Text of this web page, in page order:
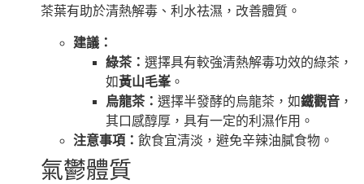
茶葉有助於清熱解毒、利水祛濕，改善體質。
建議：
綠茶： 選擇具有較強清熱解毒功效的綠茶，
如黃山毛峯。
烏龍茶： 選擇半發酵的烏龍茶，如鐵觀音 ，
其口感醇厚，具有一定的利濕作用。
注意事項： 飲食宜清淡，避免辛辣油膩食物。
氣鬱體質